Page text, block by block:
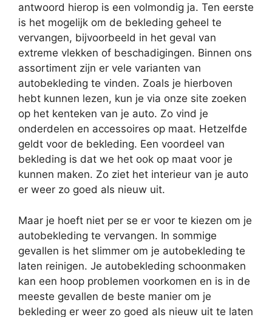
antwoord hierop is een volmondig ja. Ten eerste
is het mogelijk om de bekleding geheel te
vervangen, bijvoorbeeld in het geval van
extreme vlekken of beschadigingen. Binnen ons
assortiment zijn er vele varianten van
autobekleding te vinden. Zoals je hierboven
hebt kunnen lezen, kun je via onze site zoeken
op het kenteken van je auto. Zo vind je
onderdelen en accessoires op maat. Hetzelfde
geldt voor de bekleding. Een voordeel van
bekleding is dat we het ook op maat voor je
kunnen maken. Zo ziet het interieur van je auto
er weer zo goed als nieuw uit.
Maar je hoeft niet per se er voor te kiezen om je
autobekleding te vervangen. In sommige
gevallen is het slimmer om je autobekleding te
laten reinigen. Je autobekleding schoonmaken
kan een hoop problemen voorkomen en is in de
meeste gevallen de beste manier om je
bekleding er weer zo goed als nieuw uit te laten